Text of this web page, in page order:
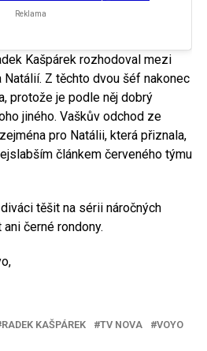
Reklama
Kašpárek rozhodoval mezi
Natálií. Z těchto dvou šéf nakonec
protože je podle něj dobrý
jiného. Vaškův odchod ze
pro Natálii, která přiznala,
článkem červeného týmu
těšit na sérii náročných
černé rondony.
RADEK KAŠPÁREK TV NOVA VOYO